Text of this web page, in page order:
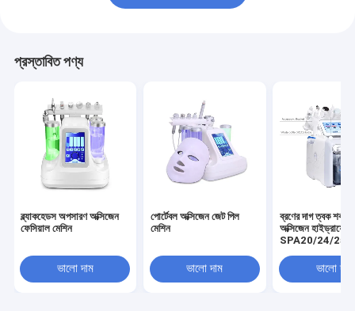
প্রস্তাবিত পণ্য
ব্ল্যাকহেডস অপসারণ অক্সিজেন
ফেসিয়াল মেশিন
ভালো দাম
পোর্টেবল অক্সিজেন জেট পিল
মেশিন
ভালো দাম
ব্রণের দাগ ত্বক শক্ত
অক্সিজেন
SPA20/24/25
ভালো দাম